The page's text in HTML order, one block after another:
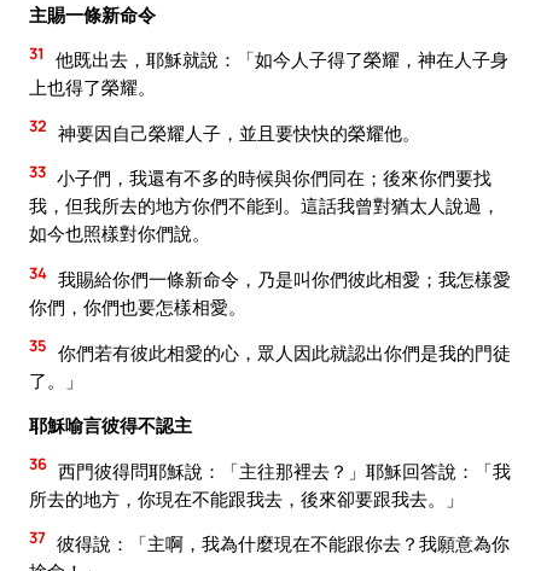
主賜一條新命令
31
他既出去，耶穌就說：「如今人子得了榮耀，神在人子身
上也得了榮耀。
32 神要因自己榮耀人子，並且要快快的榮耀他。
33 小子們，我還有不多的時候與你們同在；後來你們要找
我，但我所去的地方你們不能到。這話我曾對猶太人說過，
如今也照樣對你們說。
34 我賜給你們一條新命令，乃是叫你們彼此相愛；我怎樣愛
你們，你們也要怎樣相愛。
35 你們若有彼此相愛的心，眾人因此就認出你們是我的門徒
了。」
耶穌喻言彼得不認主
36 西門彼得問耶穌說：「主往那裡去？」耶穌回答說：「我
所去的地方，你現在不能跟我去，後來卻要跟我去。」
37 彼得說：「主啊，我為什麼現在不能跟你去？我願意為你